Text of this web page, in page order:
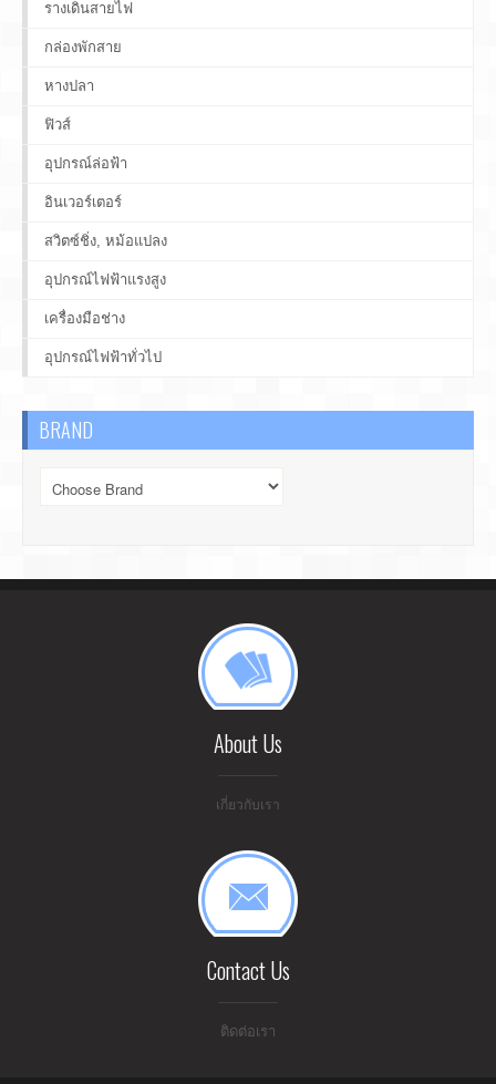
รางเดินสายไฟ
กล่องพักสาย
หางปลา
ฟิวส์
อุปกรณ์ล่อฟ้า
อินเวอร์เตอร์
สวิตซ์ชิ่ง, หม้อแปลง
อุปกรณ์ไฟฟ้าแรงสูง
เครื่องมือช่าง
อุปกรณ์ไฟฟ้าทั่วไป
BRAND
About Us
เกี่ยวกับเรา
Contact Us
ติดต่อเรา